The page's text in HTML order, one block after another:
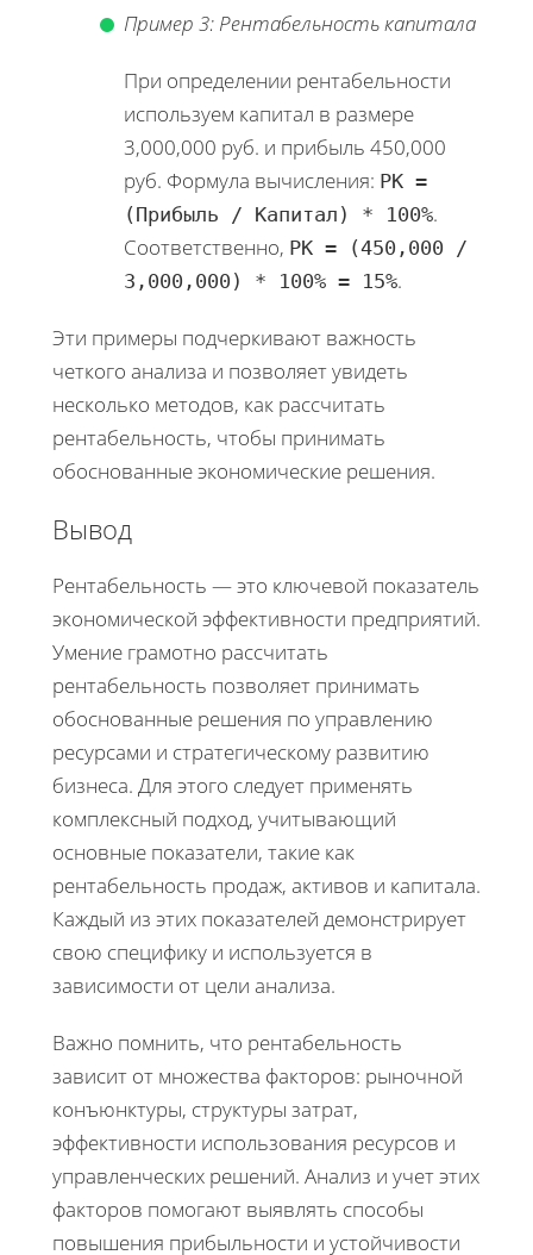
Пример 3: Рентабельность капитала
При определении рентабельности
используем капитал в размере
3,000,000 руб. и прибыль 450,000
руб. Формула вычисления: РК =
(Прибыль / Капитал) * 100%.
Соответственно, РК = (450,000 /
3,000,000) * 100% = 15%.
Эти примеры подчеркивают важность
четкого анализа и позволяет увидеть
несколько методов, как рассчитать
рентабельность, чтобы принимать
обоснованные экономические решения.
Вывод
Рентабельность — это ключевой показатель
экономической эффективности предприятий.
Умение грамотно рассчитать
рентабельность позволяет принимать
обоснованные решения по управлению
ресурсами и стратегическому развитию
бизнеса. Для этого следует применять
комплексный подход, учитывающий
основные показатели, такие как
рентабельность продаж, активов и капитала.
Каждый из этих показателей демонстрирует
свою специфику и используется в
зависимости от цели анализа.
Важно помнить, что рентабельность
зависит от множества факторов: рыночной
конъюнктуры, структуры затрат,
эффективности использования ресурсов и
управленческих решений. Анализ и учет этих
факторов помогают выявлять способы
повышения прибыльности и устойчивости